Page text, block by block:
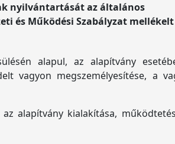
nyilvántartását az általános
és Működési Szabályzat mellékelt
alapul, az alapítvány
vagyon megszemélyesítése, a
alapítvány kialakítása,